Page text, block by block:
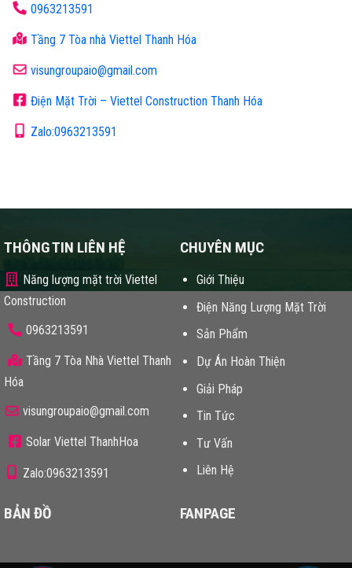
0963213591
Tầng 7 Tòa nhà Viettel Thanh Hóa
visungroupaio@gmail.com
Điện Mặt Trời – Viettel Construction Thanh Hóa
Zalo:0963213591
THÔNG TIN LIÊN HỆ
Năng lượng mặt trời Viettel
Construction
0963213591
Tầng 7 Tòa Nhà Viettel Thanh
Hóa
visungroupaio@gmail.com
Solar Viettel ThanhHoa
Zalo:0963213591
CHUYÊN MỤC
Giới Thiệu
Điện Năng Lượng Mặt Trời
Sản Phẩm
Dự Án Hoàn Thiện
Giải Pháp
Tin Tức
Tư Vấn
Liên Hệ
BẢN ĐỒ FANPAGE